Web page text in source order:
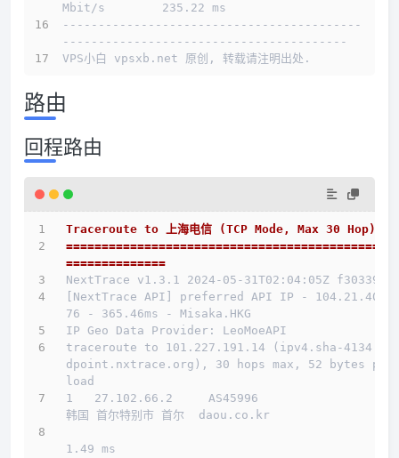
------------------------------------------
----------------------------------------
VPS小白 vpsxb.net 原创, 转载请注明出处.
路由
回程路由
Traceroute to 上海电信 (TCP Mode, Max 30 Hop)
==============================================
==============
NextTrace v1.3.1 2024-05-31T02:04:05Z f303397
[NextTrace API] preferred API IP - 104.21.40.1
76 - 365.46ms - Misaka.HKG
IP Geo Data Provider: LeoMoeAPI
traceroute to 101.227.191.14 (ipv4.sha-4134.en
dpoint.nxtrace.org), 30 hops max, 52 bytes pay
load
1   27.102.66.2     AS45996
韩国 首尔特别市 首尔  daou.co.kr
1.49 ms